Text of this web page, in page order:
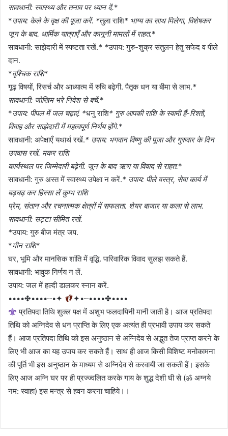
सावधानी: स्वास्थ्य और तनाव पर ध्यान दें.*
*उपाय: केले के वृक्ष की पूजा करें. *तुला राशि* भाग्य का साथ मिलेगा, विशेषकर
जून के बाद. धार्मिक यात्राएँ और कानूनी मामलों में राहत.*
सावधानी: साझेदारी में स्पष्टता रखें.* *उपाय: गुरु-शुक्र संतुलन हेतु सफेद व पीले
दान.
*वृश्चिक राशि*
गूढ़ विषयों, रिसर्च और आध्यात्म में रुचि बढ़ेगी. पैतृक धन या बीमा से लाभ.*
सावधानी: जोखिम भरे निवेश से बचें.*
*उपाय: पीपल में जल चढ़ाएं. *धनु राशि* गुरु आपकी राशि के स्वामी हैं-रिश्तों,
विवाह और साझेदारी में महत्वपूर्ण निर्णय होंगे.*
सावधानी: अपेक्षाएँ यथार्थ रखें.* उपाय: भगवान विष्णु की पूजा और गुरुवार के दिन
उपवास रखें. मकर राशि
कार्यस्थल पर जिम्मेदारी बढ़ेगी. जून के बाद ऋण या विवाद से राहत.*
सावधानी: गुरु अस्त में स्वास्थ्य उपेक्षा न करें.* उपाय: पीले वस्त्र, सेवा कार्य में
बढ़चढ़ कर हिस्सा लें कुम्भ राशि
प्रेम, संतान और रचनात्मक क्षेत्रों में सफलता. शेयर बाजार या कला से लाभ.
सावधानी: सट्टा सीमित रखें.
*उपाय: गुरु बीज मंत्र जप.
*मीन राशि*
घर, भूमि और मानसिक शांति में वृद्धि. पारिवारिक विवाद सुलझ सकते हैं.
सावधानी: भावुक निर्णय न लें.
उपाय: जल में हल्दी डालकर स्नान करें.
••••✤••••┈•✦
✦•┈••••✤••••
प्रतिपदा तिथि शुक्ल पक्ष में अशुभ फलदायिनी मानी जाती है। आज प्रतिपदा
तिथि को अग्निदेव से धन प्राप्ति के लिए एक अत्यंत ही प्रभावी उपाय कर सकते
हैं। आज प्रतिपदा तिथि को इस अनुष्ठान से अग्निदेव से अद्भुत तेज प्राप्त करने के
लिए भी आज का यह उपाय कर सकते हैं। साथ ही आज किसी विशिष्ट मनोकामना
की पूर्ति भी इस अनुष्ठान के माध्यम से अग्निदेव से करवायी जा सकती हैं। इसके
लिए आज अग्नि घर पर ही प्रज्ज्वलित करके गाय के शुद्ध देशी घी से (ॐ अग्नये
नम: स्वाहा) इस मन्त्र से हवन करना चाहिये।।